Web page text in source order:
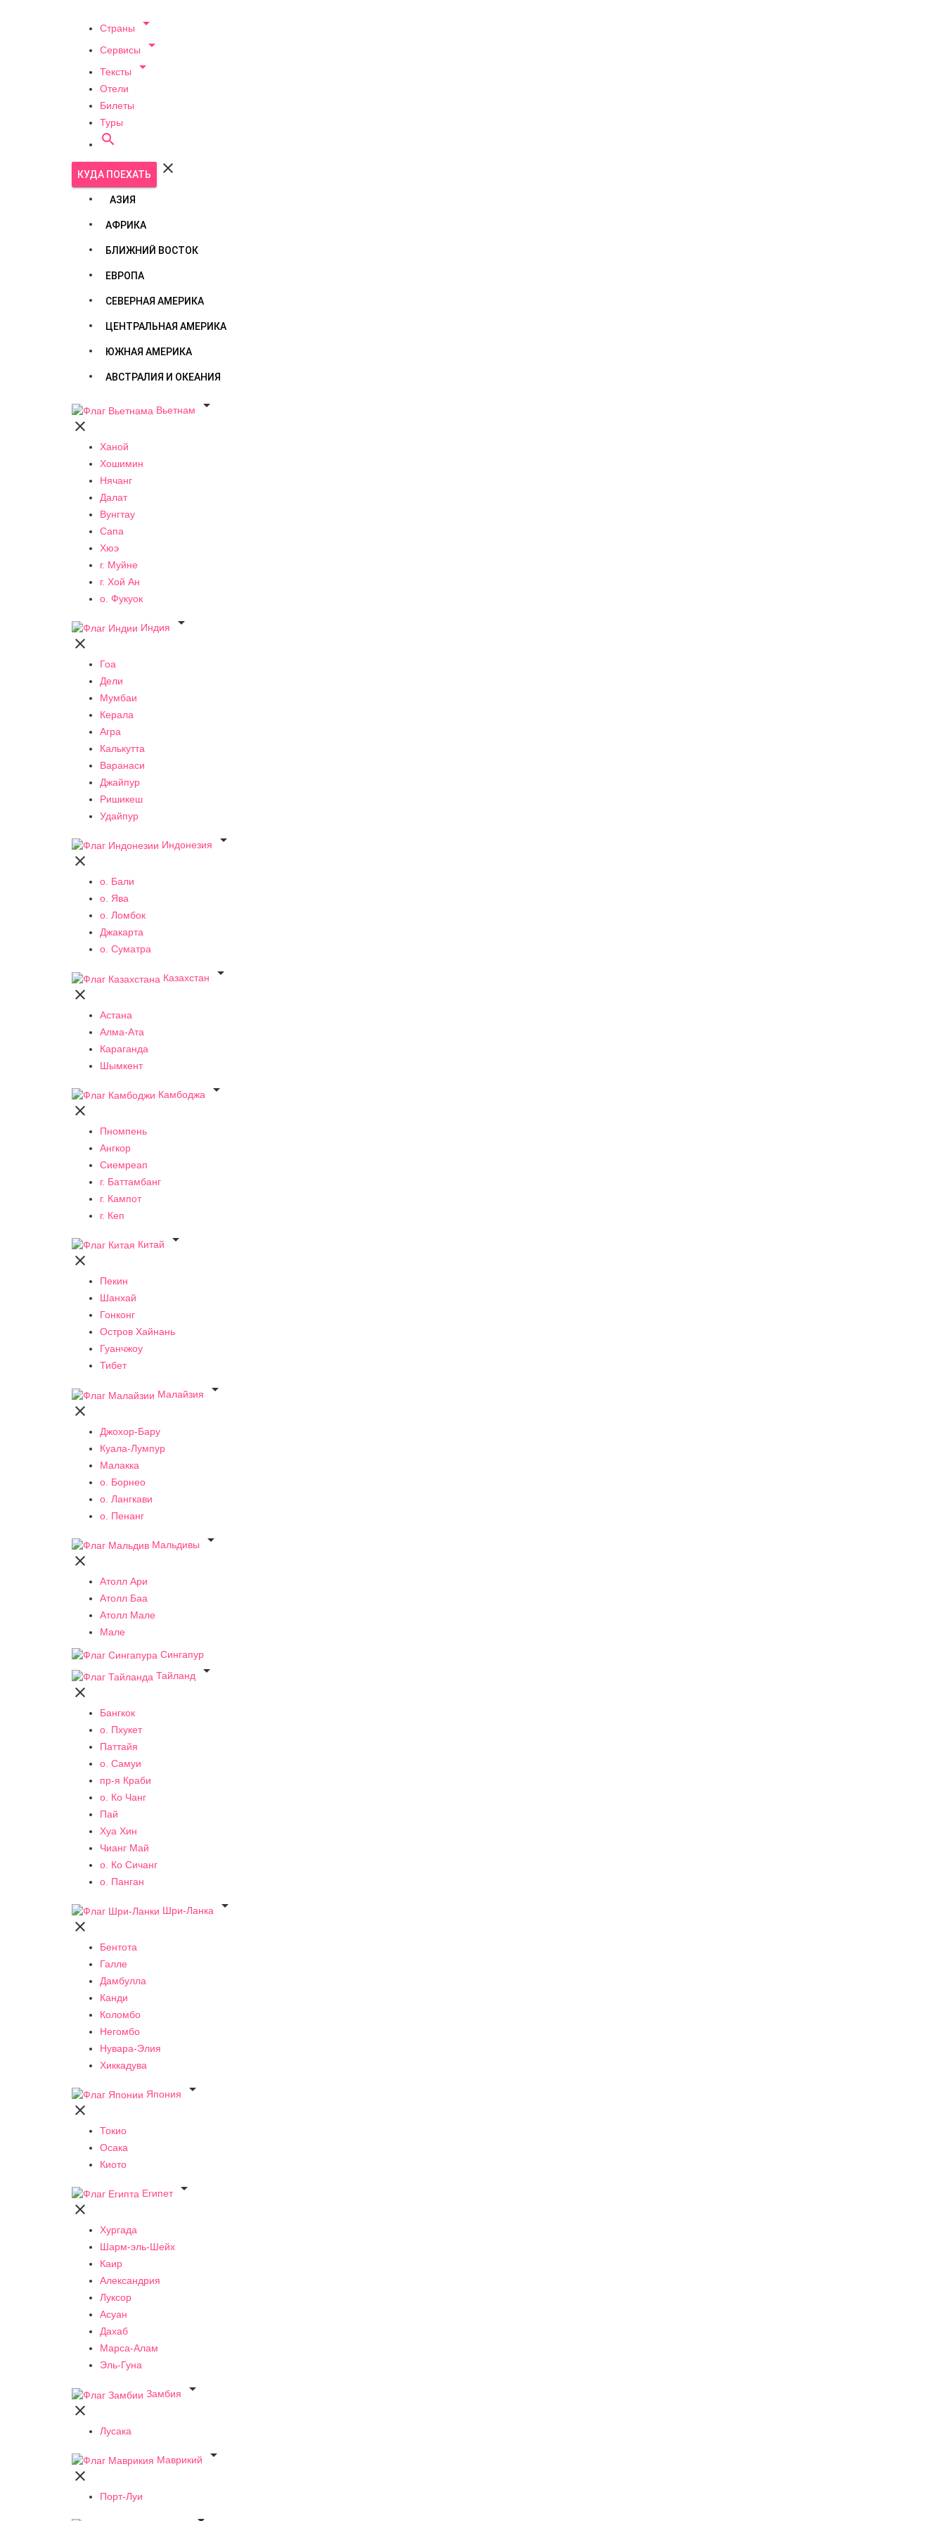
Страны 
Сервисы 
Тексты 
Отели
Билеты
Туры

КУДА ПОЕХАТЬ 
АЗИЯ
АФРИКА
БЛИЖНИЙ ВОСТОК
ЕВРОПА
СЕВЕРНАЯ АМЕРИКА
ЦЕНТРАЛЬНАЯ АМЕРИКА
ЮЖНАЯ АМЕРИКА
АВСТРАЛИЯ И ОКЕАНИЯ
Вьетнам


Ханой
Хошимин
Нячанг
Далат
Вунгтау
Сапа
Хюэ
г. Муйне
г. Хой Ан
о. Фукуок
Индия


Гоа
Дели
Мумбаи
Керала
Агра
Калькутта
Варанаси
Джайпур
Ришикеш
Удайпур
Индонезия


о. Бали
о. Ява
о. Ломбок
Джакарта
о. Суматра
Казахстан


Астана
Алма-Ата
Караганда
Шымкент
Камбоджа


Пномпень
Ангкор
Сиемреап
г. Баттамбанг
г. Кампот
г. Кеп
Китай


Пекин
Шанхай
Гонконг
Остров Хайнань
Гуанчжоу
Тибет
Малайзия


Джохор-Бару
Куала-Лумпур
Малакка
о. Борнео
о. Лангкави
о. Пенанг
Мальдивы


Атолл Ари
Атолл Баа
Атолл Мале
Мале
Сингапур
Тайланд


Бангкок
о. Пхукет
Паттайя
о. Самуи
пр-я Краби
о. Ко Чанг
Пай
Хуа Хин
Чианг Май
о. Ко Сичанг
о. Панган
Шри-Ланка


Бентота
Галле
Дамбулла
Канди
Коломбо
Негомбо
Нувара-Элия
Хиккадува
Япония


Токио
Осака
Киото
Египет


Хургада
Шарм-эль-Шейх
Каир
Александрия
Луксор
Асуан
Дахаб
Марса-Алам
Эль-Гуна
Замбия


Лусака
Маврикий


Порт-Луи